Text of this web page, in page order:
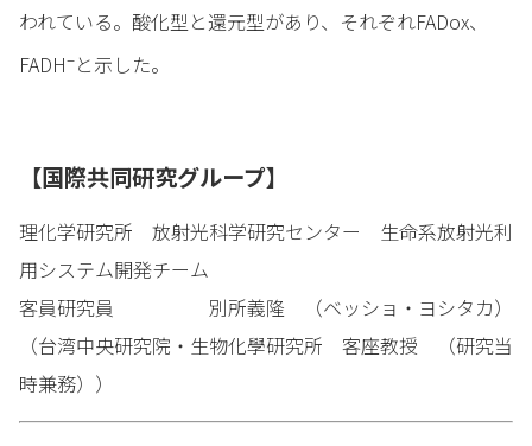
われている。酸化型と還元型があり、それぞれFADox、
FADH–と示した。
【国際共同研究グループ】
理化学研究所 放射光科学研究センター 生命系放射光利
用システム開発チーム
客員研究員 別所義隆 （ベッショ・ヨシタカ）
（台湾中央研究院・生物化學研究所 客座教授 （研究当
時兼務））